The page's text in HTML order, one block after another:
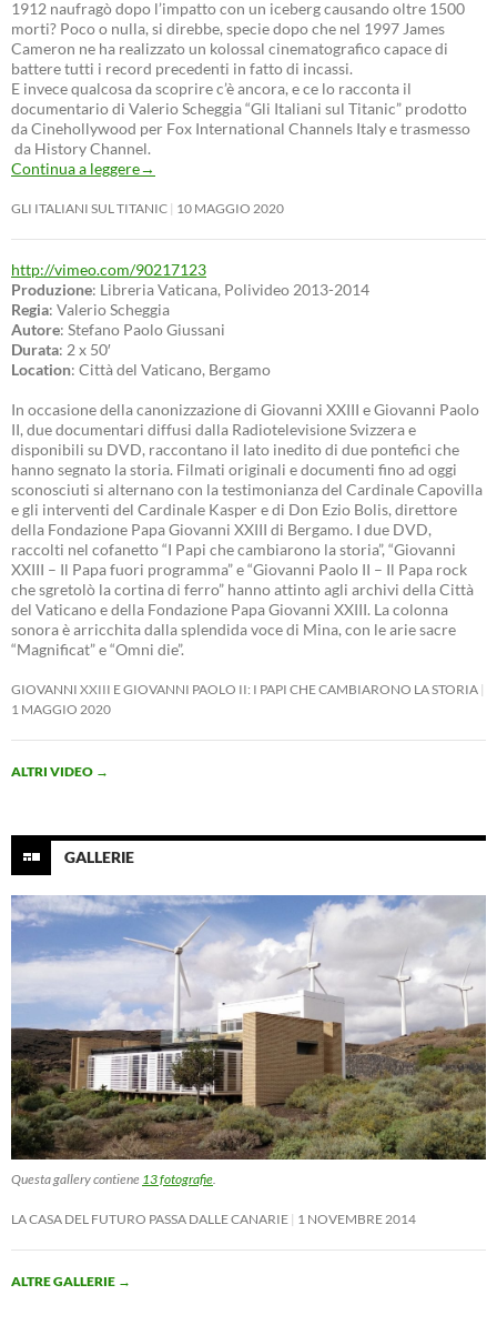
1912 naufragò dopo l’impatto con un iceberg causando oltre 1500
morti? Poco o nulla, si direbbe, specie dopo che nel 1997 James
Cameron ne ha realizzato un kolossal cinematografico capace di
battere tutti i record precedenti in fatto di incassi.
E invece qualcosa da scoprire c’è ancora, e ce lo racconta il
documentario di Valerio Scheggia “Gli Italiani sul Titanic” prodotto
da Cinehollywood per Fox International Channels Italy e trasmesso
da History Channel.
Continua a leggere→
GLI ITALIANI SUL TITANIC 10 MAGGIO 2020
http://vimeo.com/90217123
Produzione: Libreria Vaticana, Polivideo 2013-2014
Regia: Valerio Scheggia
Autore: Stefano Paolo Giussani
Durata: 2 x 50′
Location: Città del Vaticano, Bergamo
In occasione della canonizzazione di Giovanni XXIII e Giovanni Paolo
II, due documentari diffusi dalla Radiotelevisione Svizzera e
disponibili su DVD, raccontano il lato inedito di due pontefici che
hanno segnato la storia. Filmati originali e documenti fino ad oggi
sconosciuti si alternano con la testimonianza del Cardinale Capovilla
e gli interventi del Cardinale Kasper e di Don Ezio Bolis, direttore
della Fondazione Papa Giovanni XXIII di Bergamo. I due DVD,
raccolti nel cofanetto “I Papi che cambiarono la storia”, “Giovanni
XXIII – Il Papa fuori programma” e “Giovanni Paolo II – Il Papa rock
che sgretolò la cortina di ferro” hanno attinto agli archivi della Città
del Vaticano e della Fondazione Papa Giovanni XXIII. La colonna
sonora è arricchita dalla splendida voce di Mina, con le arie sacre
“Magnificat” e “Omni die”.
GIOVANNI XXIII E GIOVANNI PAOLO II: I PAPI CHE CAMBIARONO LA STORIA
1 MAGGIO 2020
ALTRI VIDEO →
GALLERIE
Questa gallery contiene 13 fotografie
LA CASA DEL FUTURO PASSA DALLE CANARIE 1 NOVEMBRE 2014
ALTRE GALLERIE →